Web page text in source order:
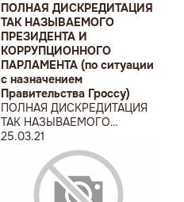
ПОЛНАЯ ДИСКРЕДИТАЦИЯ
ТАК НАЗЫВАЕМОГО
ПРЕЗИДЕНТА И
КОРРУПЦИОННОГО
ПАРЛАМЕНТА (по ситуации
с назначением
Правительства Гроссу)
ПОЛНАЯ ДИСКРЕДИТАЦИЯ
ТАК НАЗЫВАЕМОГО
ПРЕЗИДЕНТА И
КОРРУПЦИОННОГО
ПАРЛАМЕНТА (по ситуации
с назначением
Правительства Гроссу)
25.03.21